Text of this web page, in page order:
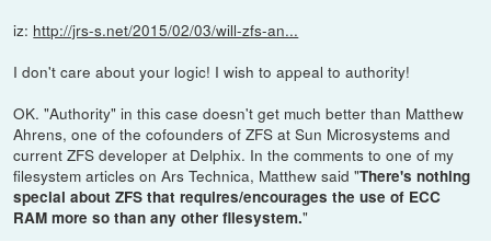
iz: http://jrs-s.net/2015/02/03/will-zfs-an...
I don't care about your logic! I wish to appeal to authority!
OK. "Authority" in this case doesn't get much better than Matthew
Ahrens, one of the cofounders of ZFS at Sun Microsystems and
current ZFS developer at Delphix. In the comments to one of my
filesystem articles on Ars Technica, Matthew said "There's nothing
special about ZFS that requires/encourages the use of ECC
RAM more so than any other filesystem."